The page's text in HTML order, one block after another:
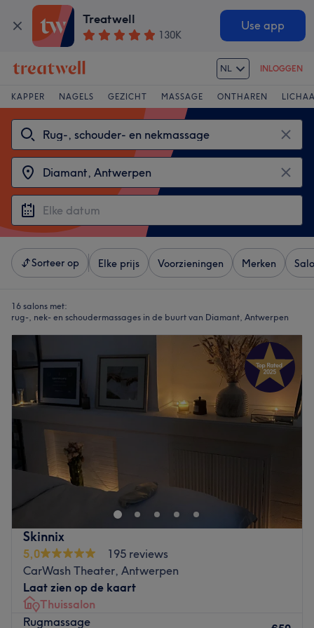
Treatwell
130K
Use app
NL INLOGGEN
KAPPER NAGELS GEZICHT MASSAGE ONTHAREN
Sorteer op Elke prijs Voorzieningen Merken
16 salons met:
rug-, nek- en schoudermassages in de buurt van Diamant, Antwerpen
Skinnix
5,0
195 reviews
CarWash Theater, Antwerpen
Laat zien op de kaart
Thuissalon
Rugmassage